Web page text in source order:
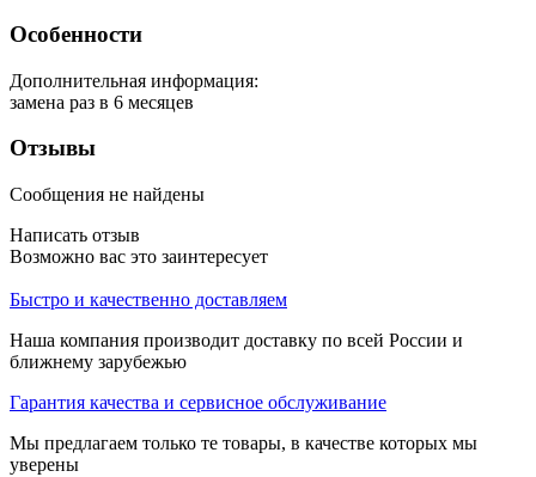
Особенности
Дополнительная информация:
замена раз в 6 месяцев
Отзывы
Сообщения не найдены
Написать отзыв
Возможно вас это заинтересует
Быстро и качественно доставляем
Наша компания производит доставку по всей России и
ближнему зарубежью
Гарантия качества и сервисное обслуживание
Мы предлагаем только те товары, в качестве которых мы
уверены